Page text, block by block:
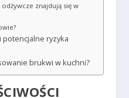
odżywcze znajdują się w
potencjalne ryzyka
brukwi w kuchni?